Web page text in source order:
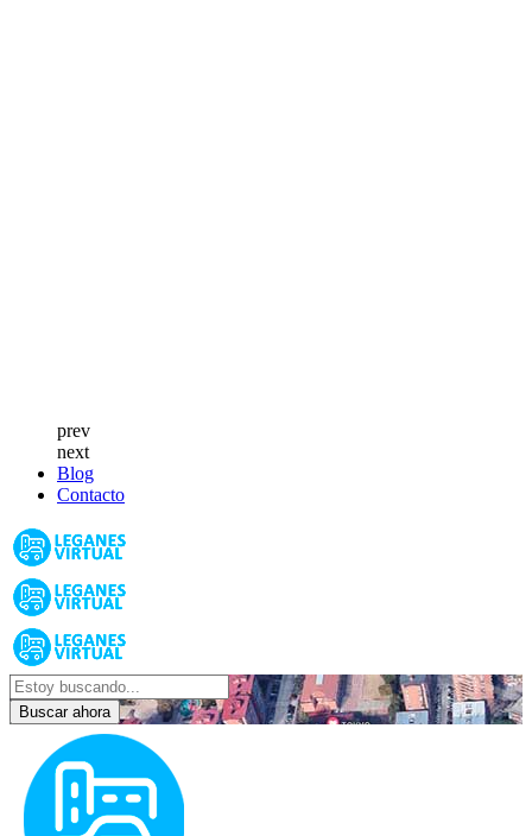
prev
next
Blog
Contacto
Buscar ahora